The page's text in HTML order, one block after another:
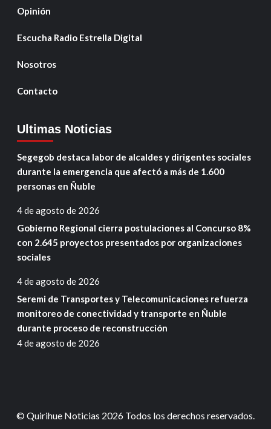
Opinión
Escucha Radio Estrella Digital
Nosotros
Contacto
Ultimas Noticias
Segegob destaca labor de alcaldes y dirigentes sociales
durante la emergencia que afectó a más de 1.600
personas en Ñuble
4 de agosto de 2026
Gobierno Regional cierra postulaciones al Concurso 8%
con 2.645 proyectos presentados por organizaciones
sociales
4 de agosto de 2026
Seremi de Transportes y Telecomunicaciones refuerza
monitoreo de conectividad y transporte en Ñuble
durante proceso de reconstrucción
4 de agosto de 2026